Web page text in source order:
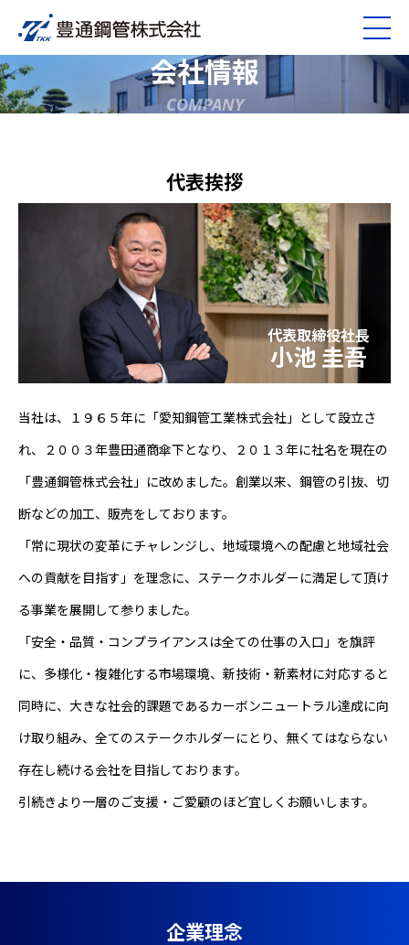
会社情報
COMPANY
代表挨拶
代表取締役社長
小池 圭吾
当社は、１９６５年に「愛知鋼管工業株式会社」として設立さ
れ、２００３年豊田通商傘下となり、２０１３年に社名を現在の
「豊通鋼管株式会社」に改めました。創業以来、鋼管の引抜、切
断などの加工、販売をしております。
「常に現状の変革にチャレンジし、地域環境への配慮と地域社会
への貢献を目指す」を理念に、ステークホルダーに満足して頂け
る事業を展開して参りました。
「安全・品質・コンプライアンスは全ての仕事の入口」を旗評
に、多様化・複雑化する市場環境、新技術・新素材に対応すると
同時に、大きな社会的課題であるカーボンニュートラル達成に向
け取り組み、全てのステークホルダーにとり、無くてはならない
存在し続ける会社を目指しております。
引続きより一層のご支援・ご愛顧のほど宜しくお願いします。
企業理念